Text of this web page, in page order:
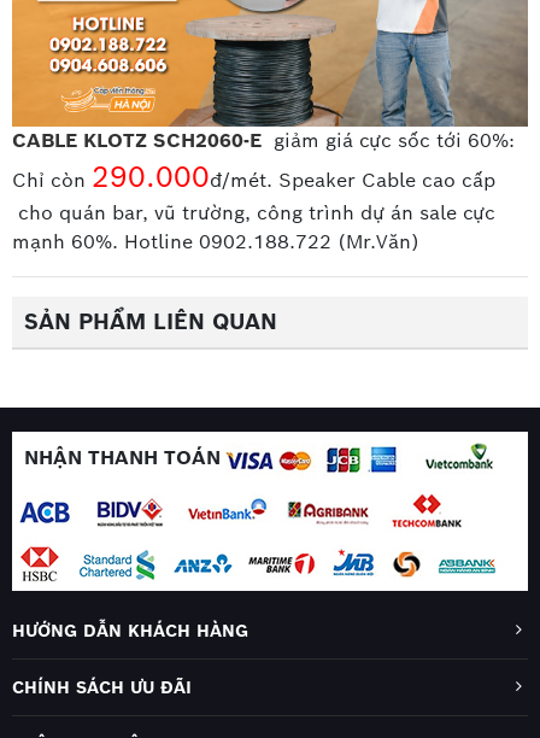
CABLE KLOTZ SCH2060-E giảm giá cực sốc tới 60%:
Chỉ còn 290.000đ/mét. Speaker Cable cao cấp
cho quán bar, vũ trường, công trình dự án sale cực
mạnh 60%. Hotline 0902.188.722 (Mr.Văn)
SẢN PHẨM LIÊN QUAN
NHẬN THANH TOÁN
HƯỚNG DẪN KHÁCH HÀNG
CHÍNH SÁCH ƯU ĐÃI